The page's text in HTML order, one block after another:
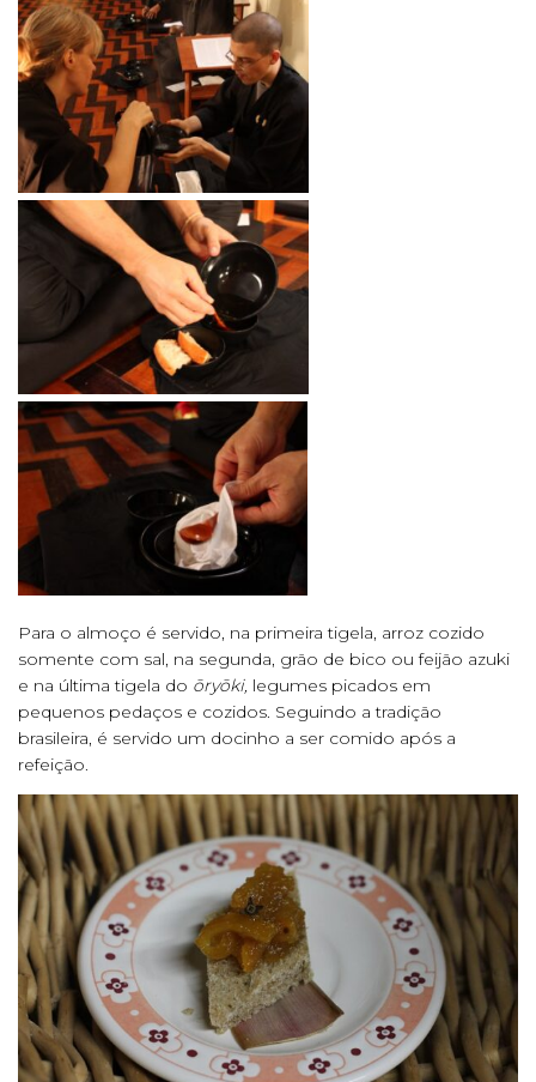
Para o almoço é servido, na primeira tigela, arroz cozido
somente com sal, na segunda, grão de bico ou feijão azuki
e na última tigela do ōryōki, legumes picados em
pequenos pedaços e cozidos. Seguindo a tradição
brasileira, é servido um docinho a ser comido após a
refeição.